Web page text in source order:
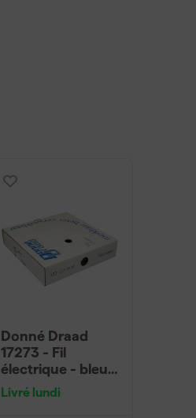
Donné Draad
17273 - Fil
électrique - bleu -
100m x 2,5mm²
Livré lundi